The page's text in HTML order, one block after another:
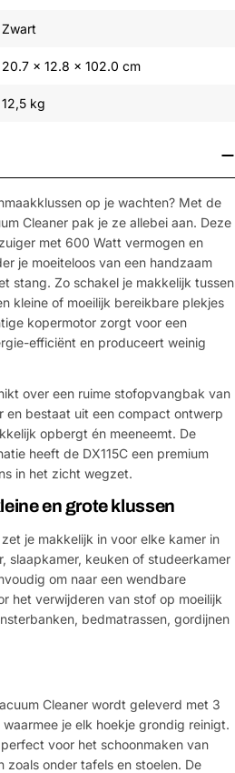
Zwart
20.7 x 12.8 x 102.0 cm
12,5 kg
op je wachten? Met de
Cleaner pak je ze allebei aan. Deze
met 600 Watt vermogen en
je moeiteloos van een handzaam
stang. Zo schakel je makkelijk tussen
kleine of moeilijk bereikbare plekjes
kopermotor zorgt voor een
efficiënt en produceert weinig
over een ruime stofopvangbak van
en bestaat uit een compact ontwerp
opbergt én meeneemt. De
heeft de DX115C een premium
in het zicht wegzet.
en grote klussen
je makkelijk in voor elke kamer in
slaapkamer, keuken of studeerkamer
om naar een wendbare
het verwijderen van stof op moeilijk
bedmatrassen, gordijnen
Cleaner wordt geleverd met 3
je elk hoekje grondig reinigt.
voor het schoonmaken van
zoals onder tafels en stoelen. De